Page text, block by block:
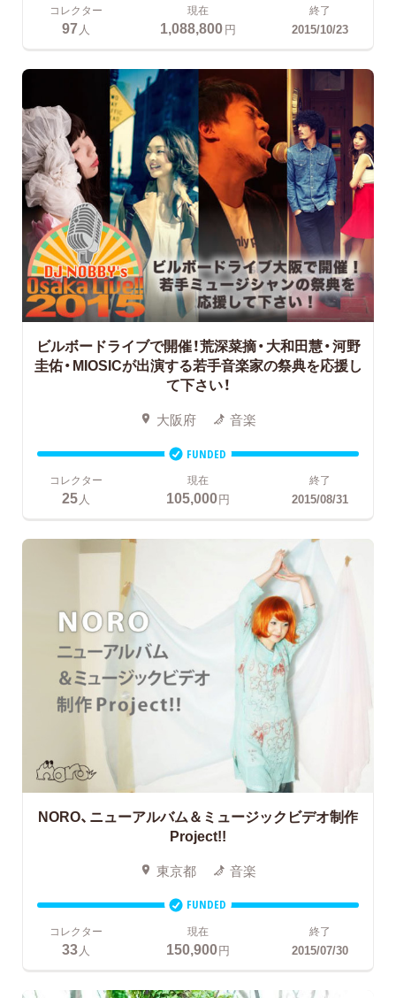
コレクター
97 人
現在
1,088,800円
終了
2015/10/23
ビルボードライブで開催！荒深菜摘・大和田慧・河野
圭佑・MIOSICが出演する若手音楽家の祭典を応援し
て下さい！
大阪府 音楽
FUNDED
コレクター
25人
現在
105,000円
終了
2015/08/31
NORO、ニューアルバム＆ミュージックビデオ制作
Project!!
東京都 音楽
FUNDED
コレクター
33 人
現在
150,900円
終了
2015/07/30